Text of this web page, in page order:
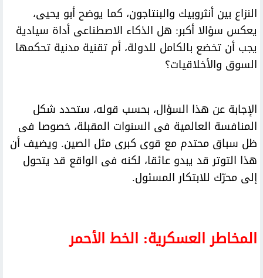
النزاع بين أنثروبيك والبنتاجون، كما يوضح أبو يحيى،
يعكس سؤالا أكبر: هل الذكاء الاصطناعى أداة سيادية
يجب أن تخضع بالكامل للدولة، أم تقنية مدنية تحكمها
السوق والأخلاقيات؟
الإجابة عن هذا السؤال، بحسب قوله، ستحدد شكل
المنافسة العالمية فى السنوات المقبلة، خصوصا فى
ظل سباق محتدم مع قوى كبرى مثل الصين. ويضيف أن
هذا التوتر قد يبدو عائقا، لكنه فى الواقع قد يتحول
إلى محرّك للابتكار المسئول.
المخاطر العسكرية: الخط الأحمر